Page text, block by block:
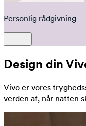
Personlig rådgivning
Design din
Vivo er vores
verden af, når natten